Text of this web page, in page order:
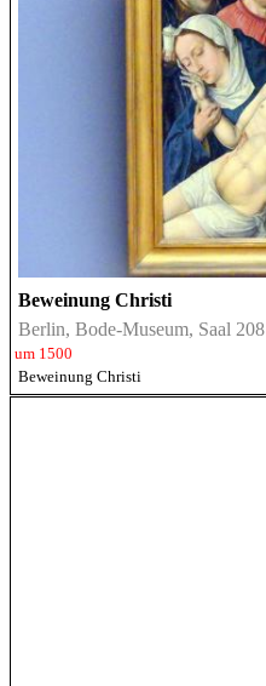
Beweinung Christi
Berlin, Bode-Museum, Saal 208
um 1500
Beweinung Christi